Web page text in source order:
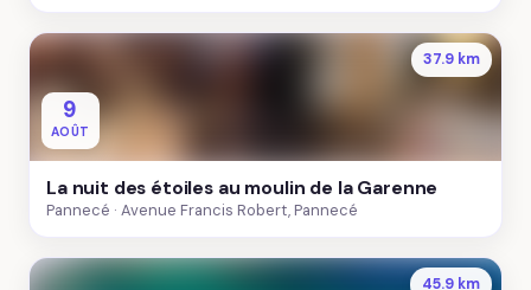
37.9 km
9
AOÛT
La nuit des étoiles au moulin de la Garenne
Pannecé Avenue Francis Robert, Pannecé
45.9 km